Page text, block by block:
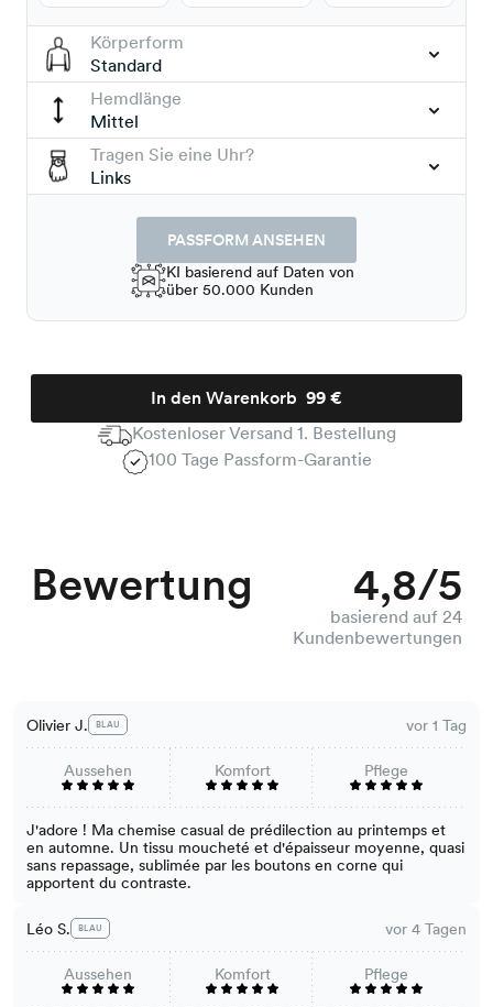
Körperform
Standard
Hemdlänge
Mittel
Tragen Sie eine Uhr?
Links
PASSFORM ANSEHEN
KI basierend auf Daten von
über 50.000 Kunden
In den Warenkorb
Kostenloser Versand 1. Bestellung
100 Tage Passform-Garantie
Bewertung 4,8/5
basierend auf 24
Kundenbewertungen
Olivier J. BLAU vor 1 Tag
Aussehen Komfort Pflege
J'adore ! Ma chemise casual de prédilection au printemps et
en automne. Un tissu moucheté et d'épaisseur moyenne, quasi
sans repassage, sublimée par les boutons en corne qui
apportent du contraste.
Léo S. BLAU vor 4 Tagen
Aussehen Komfort Pflege